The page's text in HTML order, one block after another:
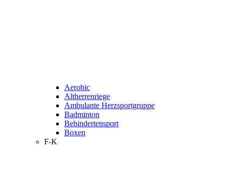
Aerobic
Altherrenriege
Ambulante Herzsportgruppe
Badminton
Behindertensport
Boxen
F-K